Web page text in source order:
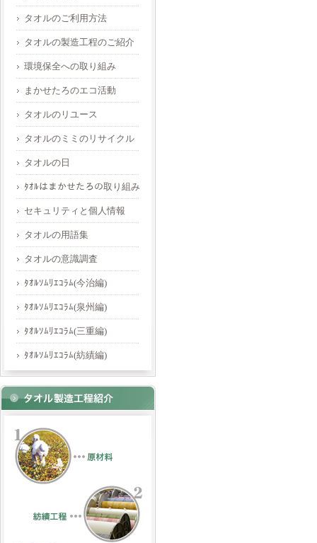
タオルのご利用方法
タオルの製造工程のご紹介
環境保全への取り組み
まかせたろのエコ活動
タオルのリユース
タオルのミミのリサイクル
タオルの日
ﾀｵﾙはまかせたろの取り組み
セキュリティと個人情報
タオルの用語集
タオルの意識調査
ﾀｵﾙｿﾑﾘｴｺﾗﾑ(今治編)
ﾀｵﾙｿﾑﾘｴｺﾗﾑ(泉州編)
ﾀｵﾙｿﾑﾘｴｺﾗﾑ(三重編)
ﾀｵﾙｿﾑﾘｴｺﾗﾑ(紡績編)